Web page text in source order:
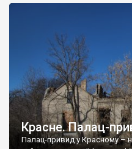
Красне. Палац-
Палац-привид у Красному –